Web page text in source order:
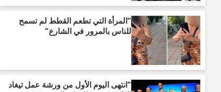
"المرأة التي تطعم القطط لم تسمح
للناس بالمرور في الشارع"
"انتهى اليوم الأول من ورشة عمل تيغاد